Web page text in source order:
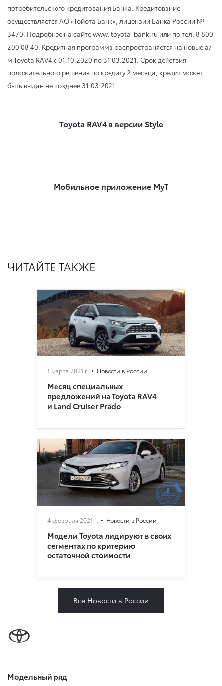
потребительского кредитования Банка. Кредитование
осуществляется АО «Тойота Банк», лицензии Банка России №
3470. Подробнее на сайте www. toyota-bank.ru или по тел. 8 800
200 08 40. Кредитная программа распространяется на новые а/
м Toyota RAV4 с 01.10.2020 по 31.03.2021 . Срок действия
положительного решения по кредиту 2 месяца, кредит может
быть выдан не позднее 31.03.2021.
Toyota RAV4 в версии Style
Мобильное приложение MyT
ЧИТАЙТЕ ТАКЖЕ
1 марта 2021 г. Новости в России
Месяц специальных
предложений на Toyota RAV4
и Land Cruiser Prado
4 февраля 2021 г. Новости в России
Модели Toyota лидируют в своих
сегментах по критерию
остаточной стоимости
Все Новости в России
Модельный ряд